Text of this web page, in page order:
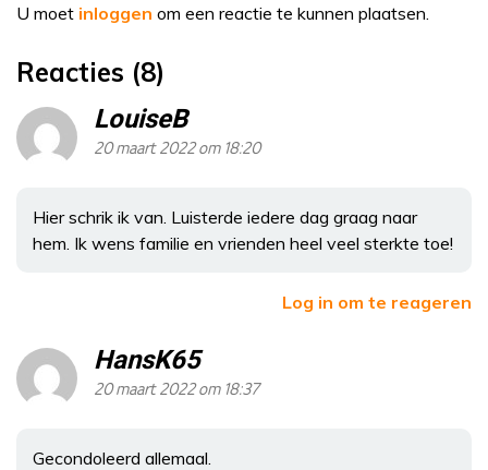
U moet inloggen om een reactie te kunnen plaatsen.
Reacties (8)
LouiseB
20 maart 2022 om 18:20
Hier schrik ik van. Luisterde iedere dag graag naar
hem. Ik wens familie en vrienden heel veel sterkte toe!
Log in om te reageren
HansK65
20 maart 2022 om 18:37
Gecondoleerd allemaal.